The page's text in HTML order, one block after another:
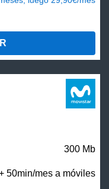
300 Mb
50min/mes a móviles